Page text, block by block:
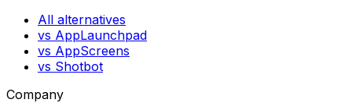
All alternatives
vs AppLaunchpad
vs AppScreens
vs Shotbot
Company